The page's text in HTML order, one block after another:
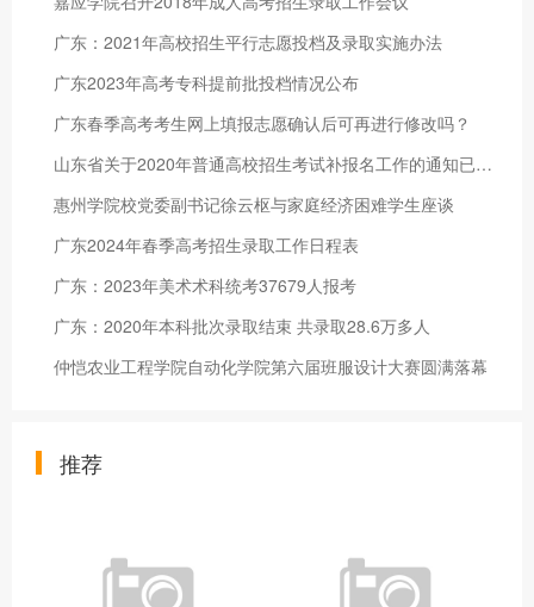
广东：2021年高校招生平行志愿投档及录取实施办法
广东2023年高考专科提前批投档情况公布
广东春季高考考生网上填报志愿确认后可再进行修改吗？
山东省关于2020年普通高校招生考试补报名工作的通知已经公布
惠州学院校党委副书记徐云枢与家庭经济困难学生座谈
广东2024年春季高考招生录取工作日程表
广东：2023年美术术科统考37679人报考
广东：2020年本科批次录取结束 共录取28.6万多人
仲恺农业工程学院自动化学院第六届班服设计大赛圆满落幕
推荐